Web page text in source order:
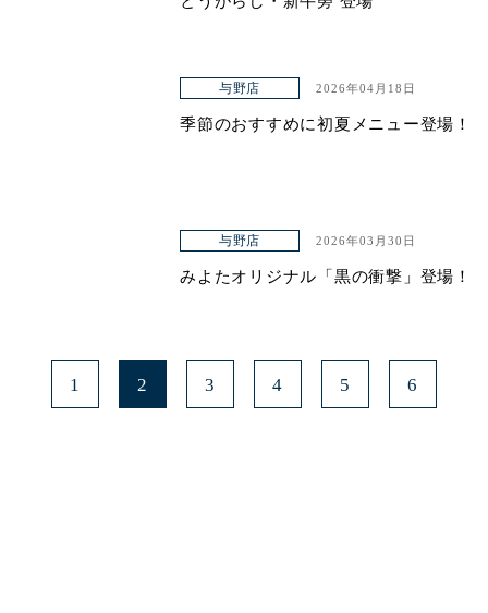
与野店 2026年04月18日
季節のおすすめに初夏メニュー登場！
与野店 2026年03月30日
みよたオリジナル「黒の衝撃」登場！
1 2 3 4 5 6